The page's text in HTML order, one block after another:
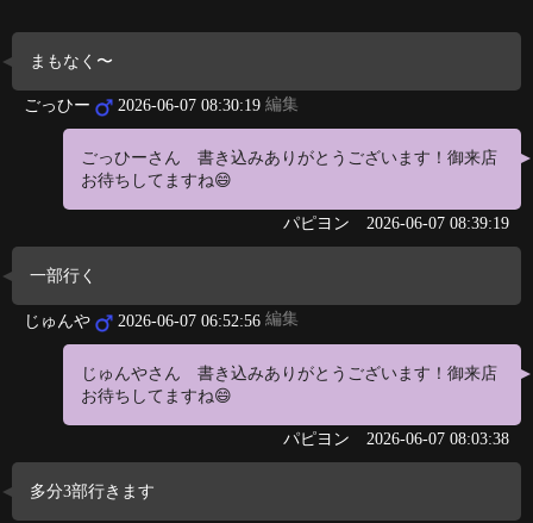
まもなく〜
ごっひー 2026-06-07 08:30:19 編集
ごっひーさん 書き込みありがとうございます！御来店
お待ちしてますね😄
パピヨン 2026-06-07 08:39:19
一部行く
じゅんや 2026-06-07 06:52:56 編集
じゅんやさん 書き込みありがとうございます！御来店
お待ちしてますね😄
パピヨン 2026-06-07 08:03:38
多分3部行きます